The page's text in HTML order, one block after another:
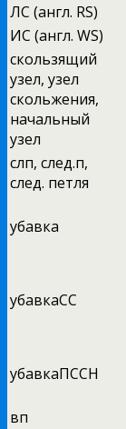
ЛС (англ. RS)
ИС (англ. WS)
скользящий
узел, узел
скольжения,
начальный
узел
слп, след.п,
след. петля
убавка
убавкаСС
убавкаПССН
вп